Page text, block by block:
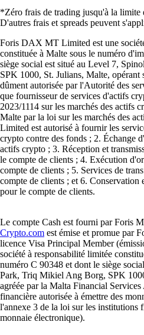
*Zéro frais de trading jusqu'à la
D'autres frais et spreads peuvent
Foris DAX MT Limited est une
constituée à Malte sous le numéro
siège social est situé au Level 7,
SPK 1000, St. Julians, Malte, opérant
dûment autorisée par l'Autorité des
que fournisseur de services d'actifs
2023/1114 sur les marchés des actifs
Malte par la loi sur les marchés des
Limited est autorisé à fournir les
crypto contre des fonds ; 2. Échange
actifs crypto ; 3. Réception et
le compte de clients ; 4. Exécution
compte de clients ; 5. Services de
compte de clients ; et 6.
pour le compte de clients.
Le compte Cash est fourni par Foris
Crypto.com est émise et promue par
licence Visa Principal Member
société à responsabilité limitée
numéro C 90348 et dont le siège
Park, Triq Mikiel Ang Borg, SPK
agréée par la Malta Financial
financière autorisée à émettre des
l'annexe 3 de la loi sur les institutions
monnaie électronique).